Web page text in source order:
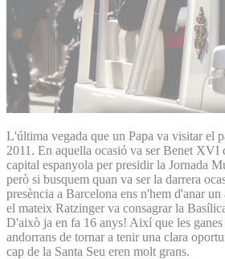
L'última vegada que un Papa va visitar el
2011. En aquella ocasió va ser Benet XVI
capital espanyola per presidir la Jornada
però si busquem quan va ser la darrera
presència a Barcelona ens n'hem d'anar
el mateix Ratzinger va consagrar la
D'això ja en fa 16 anys! Així que les ganes
andorrans de tornar a tenir una clara
cap de la Santa Seu eren molt grans.